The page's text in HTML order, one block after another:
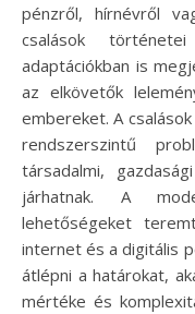
pénzről, hírnévről
csalások
adaptációkban is
az elkövetők
embereket. A
rendszerszintű
társadalmi,
járhatnak. A
lehetőségeket
internet és a digitális
átlépni a határokat,
mértéke és